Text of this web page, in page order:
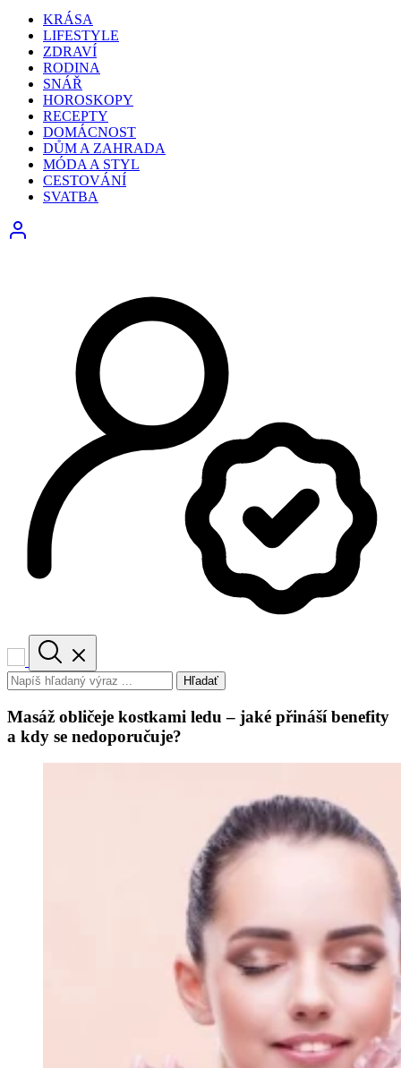
KRÁSA
LIFESTYLE
ZDRAVÍ
RODINA
SNÁŘ
HOROSKOPY
RECEPTY
DOMÁCNOST
DŮM A ZAHRADA
MÓDA A STYL
CESTOVÁNÍ
SVATBA
Hľadať
Masáž obličeje kostkami ledu – jaké přináší benefity
a kdy se nedoporučuje?